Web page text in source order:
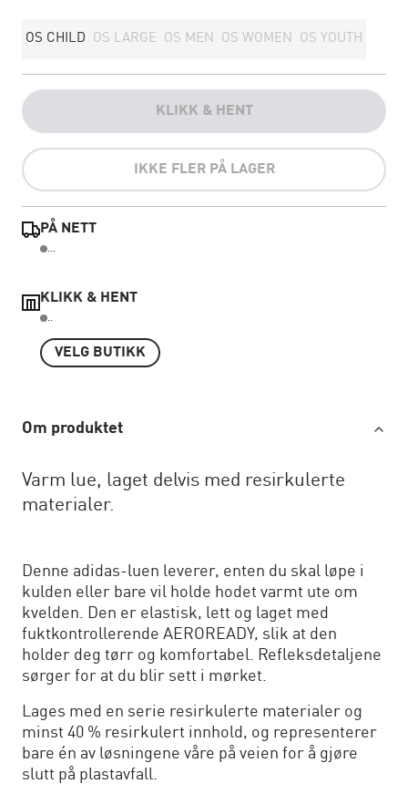
OS CHILD OS LARGE OS MEN OS WOMEN OS YOUTH
KLIKK & HENT
IKKE FLER PÅ LAGER
PÅ NETT
...
KLIKK & HENT
..
VELG BUTIKK
Om produktet
Varm lue, laget delvis med resirkulerte
materialer.
Denne adidas-luen leverer, enten du skal løpe i
kulden eller bare vil holde hodet varmt ute om
kvelden. Den er elastisk, lett og laget med
fuktkontrollerende AEROREADY, slik at den
holder deg tørr og komfortabel. Refleksdetaljene
sørger for at du blir sett i mørket.
Lages med en serie resirkulerte materialer og
minst 40 % resirkulert innhold, og representerer
bare én av løsningene våre på veien for å gjøre
slutt på plastavfall.